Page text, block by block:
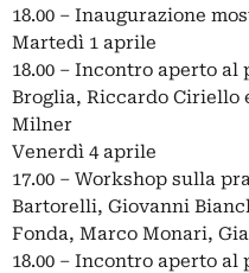
18.00 – Inaugurazione
Martedì 1 aprile
18.00 – Incontro aperto
Broglia, Riccardo Ciriello
Milner
Venerdì 4 aprile
17.00 – Workshop sulla
Bartorelli, Giovanni
Fonda, Marco Monari,
18.00 – Incontro aperto